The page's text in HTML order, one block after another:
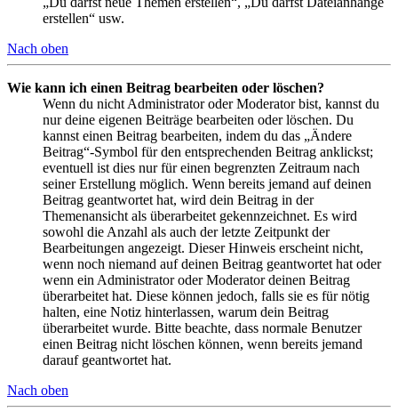
erstellen“ usw.
Nach oben
Wie kann ich einen Beitrag bearbeiten oder löschen?
Wenn du nicht Administrator oder Moderator bist, kannst du
nur deine eigenen Beiträge bearbeiten oder löschen. Du
kannst einen Beitrag bearbeiten, indem du das „Ändere
Beitrag“-Symbol für den entsprechenden Beitrag anklickst;
eventuell ist dies nur für einen begrenzten Zeitraum nach
seiner Erstellung möglich. Wenn bereits jemand auf deinen
Beitrag geantwortet hat, wird dein Beitrag in der
Themenansicht als überarbeitet gekennzeichnet. Es wird
sowohl die Anzahl als auch der letzte Zeitpunkt der
Bearbeitungen angezeigt. Dieser Hinweis erscheint nicht,
wenn noch niemand auf deinen Beitrag geantwortet hat oder
wenn ein Administrator oder Moderator deinen Beitrag
überarbeitet hat. Diese können jedoch, falls sie es für nötig
halten, eine Notiz hinterlassen, warum dein Beitrag
überarbeitet wurde. Bitte beachte, dass normale Benutzer
einen Beitrag nicht löschen können, wenn bereits jemand
darauf geantwortet hat.
Nach oben